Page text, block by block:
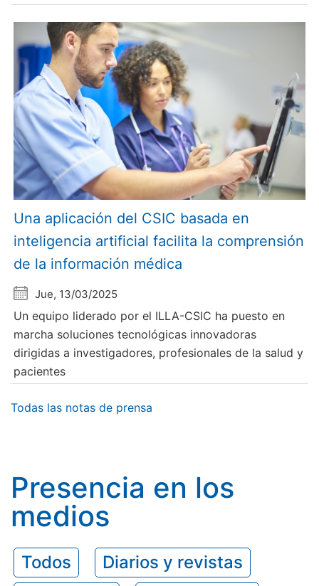
Una aplicación del CSIC basada en
inteligencia artificial facilita la comprensión
de la información médica
Jue, 13/03/2025
Un equipo liderado por el ILLA-CSIC ha puesto en
marcha soluciones tecnológicas innovadoras
dirigidas a investigadores, profesionales de la salud y
pacientes
Todas las notas de prensa
Presencia en los
medios
Todos
Diarios y revistas